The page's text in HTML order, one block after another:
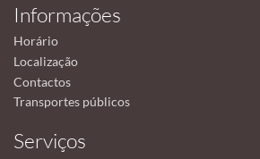
Informações
Horário
Localização
Contactos
Transportes públicos
Serviços